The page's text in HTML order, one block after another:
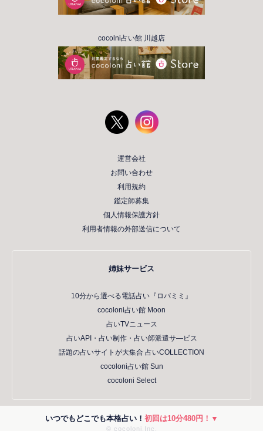
いつでもどこでも本格占い！ 初回は10分480円！▼
cocolni占い館 川越店
運営会社
お問い合わせ
利用規約
鑑定師募集
個人情報保護方針
利用者情報の外部送信について
姉妹サービス
10分から選べる電話占い『ロバミミ』
cocoloni占い館 Moon
占いTVニュース
占いAPI・占い制作・占い師派遣サ―ビス
話題の占いサイトが大集合 占いCOLLECTION
cocoloni占い館 Sun
cocoloni Select
© cocoloni,Inc.